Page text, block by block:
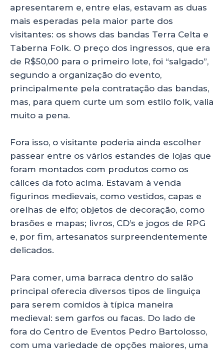
apresentarem e, entre elas, estavam as duas
mais esperadas pela maior parte dos
visitantes: os shows das bandas Terra Celta e
Taberna Folk. O preço dos ingressos, que era
de R$50,00 para o primeiro lote, foi “salgado”,
segundo a organização do evento,
principalmente pela contratação das bandas,
mas, para quem curte um som estilo folk, valia
muito a pena.
Fora isso, o visitante poderia ainda escolher
passear entre os vários estandes de lojas que
foram montados com produtos como os
cálices da foto acima. Estavam à venda
figurinos medievais, como vestidos, capas e
orelhas de elfo; objetos de decoração, como
brasões e mapas; livros, CD’s e jogos de RPG
e, por fim, artesanatos surpreendentemente
delicados.
Para comer, uma barraca dentro do salão
principal oferecia diversos tipos de linguiça
para serem comidos à típica maneira
medieval: sem garfos ou facas. Do lado de
fora do Centro de Eventos Pedro Bartolosso,
com uma variedade de opções maiores, uma